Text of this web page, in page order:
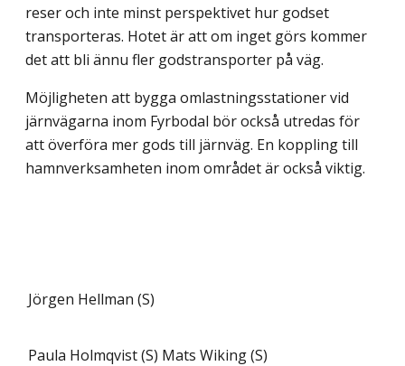
reser och inte minst perspektivet hur godset
transporteras. Hotet är att om inget görs kommer
det att bli ännu fler godstransporter på väg.
Möjligheten att bygga omlastningsstationer vid
järnvägarna inom Fyrbodal bör också utredas för
att överföra mer gods till järnväg. En koppling till
hamnverksamheten inom området är också viktig.
Jörgen Hellman (S)
Paula Holmqvist (S) Mats Wiking (S)